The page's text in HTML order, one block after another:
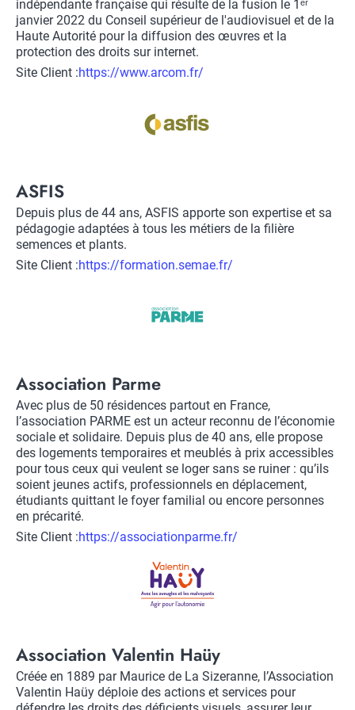
indépendante française qui résulte de la fusion le 1ᵉʳ
janvier 2022 du Conseil supérieur de l'audiovisuel et de la
Haute Autorité pour la diffusion des œuvres et la
protection des droits sur internet.
Site Client :Lien
https://www.arcom.fr/
Title
ASFIS
Description
Depuis plus de 44 ans, ASFIS apporte son expertise et sa
pédagogie adaptées à tous les métiers de la filière
semences et plants.
Site Client :Lien
https://formation.semae.fr/
Title
Association Parme
Description
Avec plus de 50 résidences partout en France,
l’association PARME est un acteur reconnu de l’économie
sociale et solidaire. Depuis plus de 40 ans, elle propose
des logements temporaires et meublés à prix accessibles
pour tous ceux qui veulent se loger sans se ruiner : qu’ils
soient jeunes actifs, professionnels en déplacement,
étudiants quittant le foyer familial ou encore personnes
en précarité.
Site Client :Lien
https://associationparme.fr/
Title
Association Valentin Haüy
Description
Créée en 1889 par Maurice de La Sizeranne, l’Association
Valentin Haüy déploie des actions et services pour